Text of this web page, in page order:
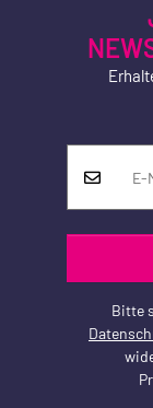
Bitte